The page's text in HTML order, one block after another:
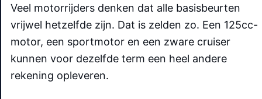
Veel motorrijders denken dat alle basisbeurten
vrijwel hetzelfde zijn. Dat is zelden zo. Een 125cc-
motor, een sportmotor en een zware cruiser
kunnen voor dezelfde term een heel andere
rekening opleveren.